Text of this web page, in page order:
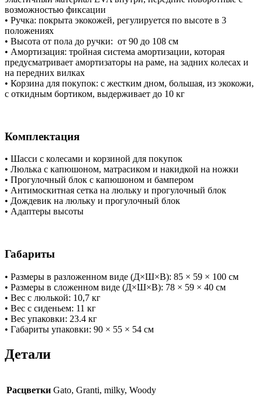
возможностью фиксации
• Ручка: покрыта экокожей, регулируется по высоте в 3
положениях
• Высота от пола до ручки: от 90 до 108 см
• Амортизация: тройная система амортизации, которая
предусматривает амортизаторы на раме, на задних колесах и
на передних вилках
• Корзина для покупок: с жестким дном, большая, из экокожи,
с откидным бортиком, выдерживает до 10 кг
Комплектация
• Шасси с колесами и корзиной для покупок
• Люлька с капюшоном, матрасиком и накидкой на ножки
• Прогулочный блок с капюшоном и бампером
• Антимоскитная сетка на люльку и прогулочный блок
• Дождевик на люльку и прогулочный блок
• Адаптеры высоты
Габариты
• Размеры в разложенном виде (Д×Ш×В): 85 × 59 × 100 см
• Размеры в сложенном виде (Д×Ш×В): 78 × 59 × 40 см
• Вес с люлькой: 10,7 кг
• Вес с сиденьем: 11 кг
• Вес упаковки: 23.4 кг
• Габариты упаковки: 90 × 55 × 54 см
Детали
Расцветки Gato, Granti, milky, Woody